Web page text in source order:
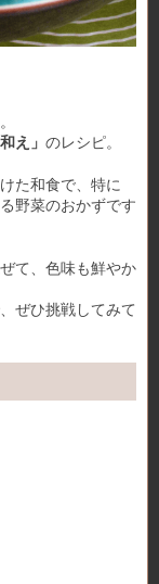
え」 のレシピ。
た和食で、特に
野菜のおかずです
て、色味も鮮やか
ぜひ挑戦してみて